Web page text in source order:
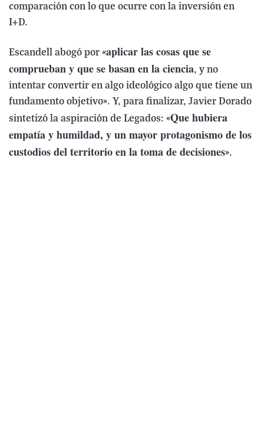
comparación con lo que ocurre con la inversión en
I+D.
Escandell abogó por «aplicar las cosas que se
comprueban y que se basan en la ciencia, y no
intentar convertir en algo ideológico algo que tiene un
fundamento objetivo». Y, para finalizar, Javier Dorado
sintetizó la aspiración de Legados: «Que hubiera
empatía y humildad, y un mayor protagonismo de los
custodios del territorio en la toma de decisiones».